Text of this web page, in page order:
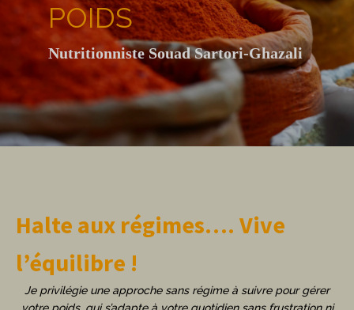
POIDS
Nutritionniste Souad Sartori-Ghazali
Halte aux régimes…. Vive
l’équilibre !
Je privilégie une approche sans régime à suivre pour gérer